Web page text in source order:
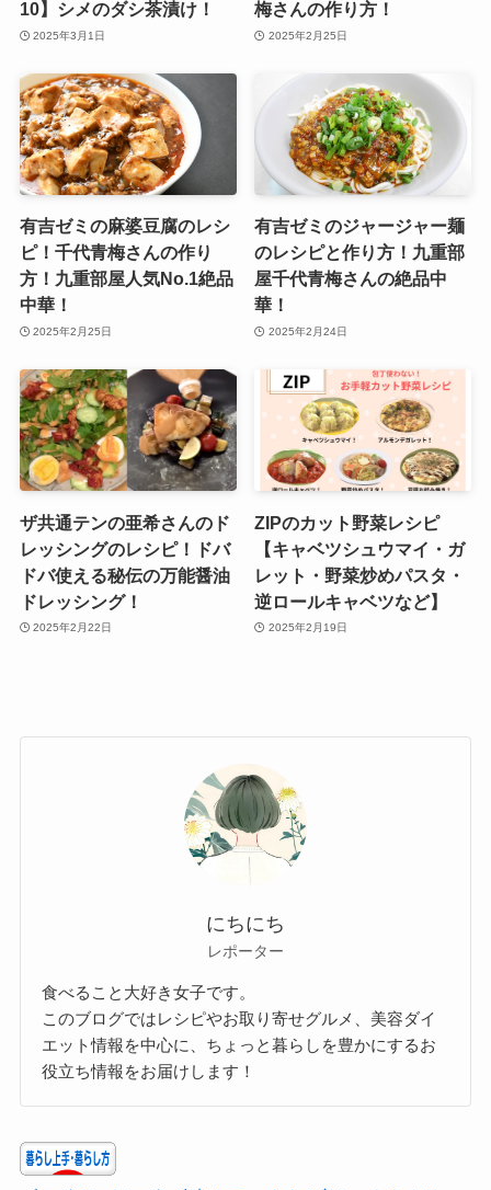
10】シメのダシ茶漬け！
2025年3月1日
梅さんの作り方！
2025年2月25日
有吉ゼミの麻婆豆腐のレシ
ピ！千代青梅さんの作り
方！九重部屋人気No.1絶品
中華！
2025年2月25日
有吉ゼミのジャージャー麺
のレシピと作り方！九重部
屋千代青梅さんの絶品中
華！
2025年2月24日
ザ共通テンの亜希さんのド
レッシングのレシピ！ドバ
ドバ使える秘伝の万能醤油
ドレッシング！
2025年2月22日
ZIPのカット野菜レシピ
【キャベツシュウマイ・ガ
レット・野菜炒めパスタ・
逆ロールキャベツなど】
2025年2月19日
にちにち
レポーター
食べること大好き女子です。
このブログではレシピやお取り寄せグルメ、美容ダイ
エット情報を中心に、ちょっと暮らしを豊かにするお
役立ち情報をお届けします！